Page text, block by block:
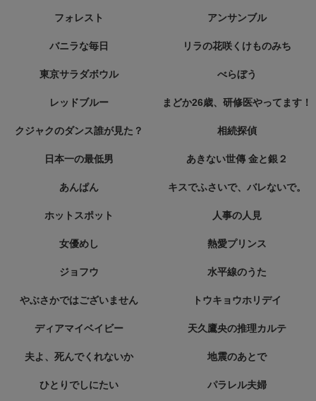
フォレスト アンサンブル
バニラな毎日 リラの花咲くけものみち
東京サラダボウル べらぼう
レッドブルー まどか26歳、研修医やってます！
クジャクのダンス誰が見た？ 相続探偵
日本一の最低男 あきない世傳 金と銀２
あんぱん キスでふさいで、バレないで。
ホットスポット 人事の人見
女優めし 熱愛プリンス
ジョフウ 水平線のうた
やぶさかではございません トウキョウホリデイ
ディアマイベイビー 天久鷹央の推理カルテ
夫よ、死んでくれないか 地震のあとで
ひとりでしにたい パラレル夫婦